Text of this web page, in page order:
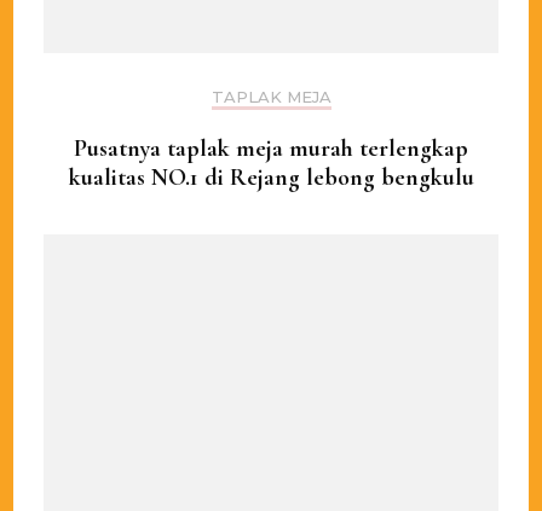
TAPLAK MEJA
Pusatnya taplak meja murah terlengkap
kualitas NO.1 di Rejang lebong bengkulu